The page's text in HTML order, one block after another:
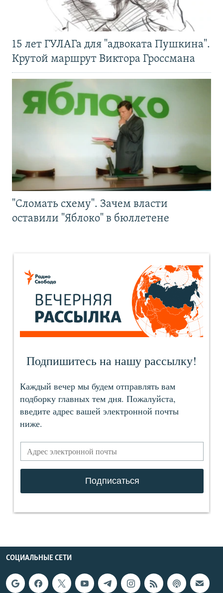
15 лет ГУЛАГа для "адвоката Пушкина".
Крутой маршрут Виктора Гроссмана
"Сломать схему". Зачем власти
оставили "Яблоко" в бюллетене
СОЦИАЛЬНЫЕ СЕТИ